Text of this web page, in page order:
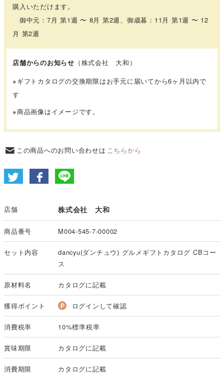
購入いただけます。
御中元：7月 第1週 〜 8月 第2週、御歳暮：11月 第1週 〜 12
月 第2週
店舗からのお知らせ （株式会社 大和）
※ギフトカタログの交換期限はお手元に届いてから6ヶ月以内で
す
※商品画像はイメージです。
この商品へのお問い合わせは こちらから
店舗 株式会社 大和
商品番号 M004-545-7-00002
セット内容
dancyu(ダンチュウ) グルメギフトカタログ CBコー
ス
原材料名 カタログに記載
獲得ポイント ログインして確認
消費税率 10%標準税率
賞味期限 カタログに記載
消費期限 カタログに記載